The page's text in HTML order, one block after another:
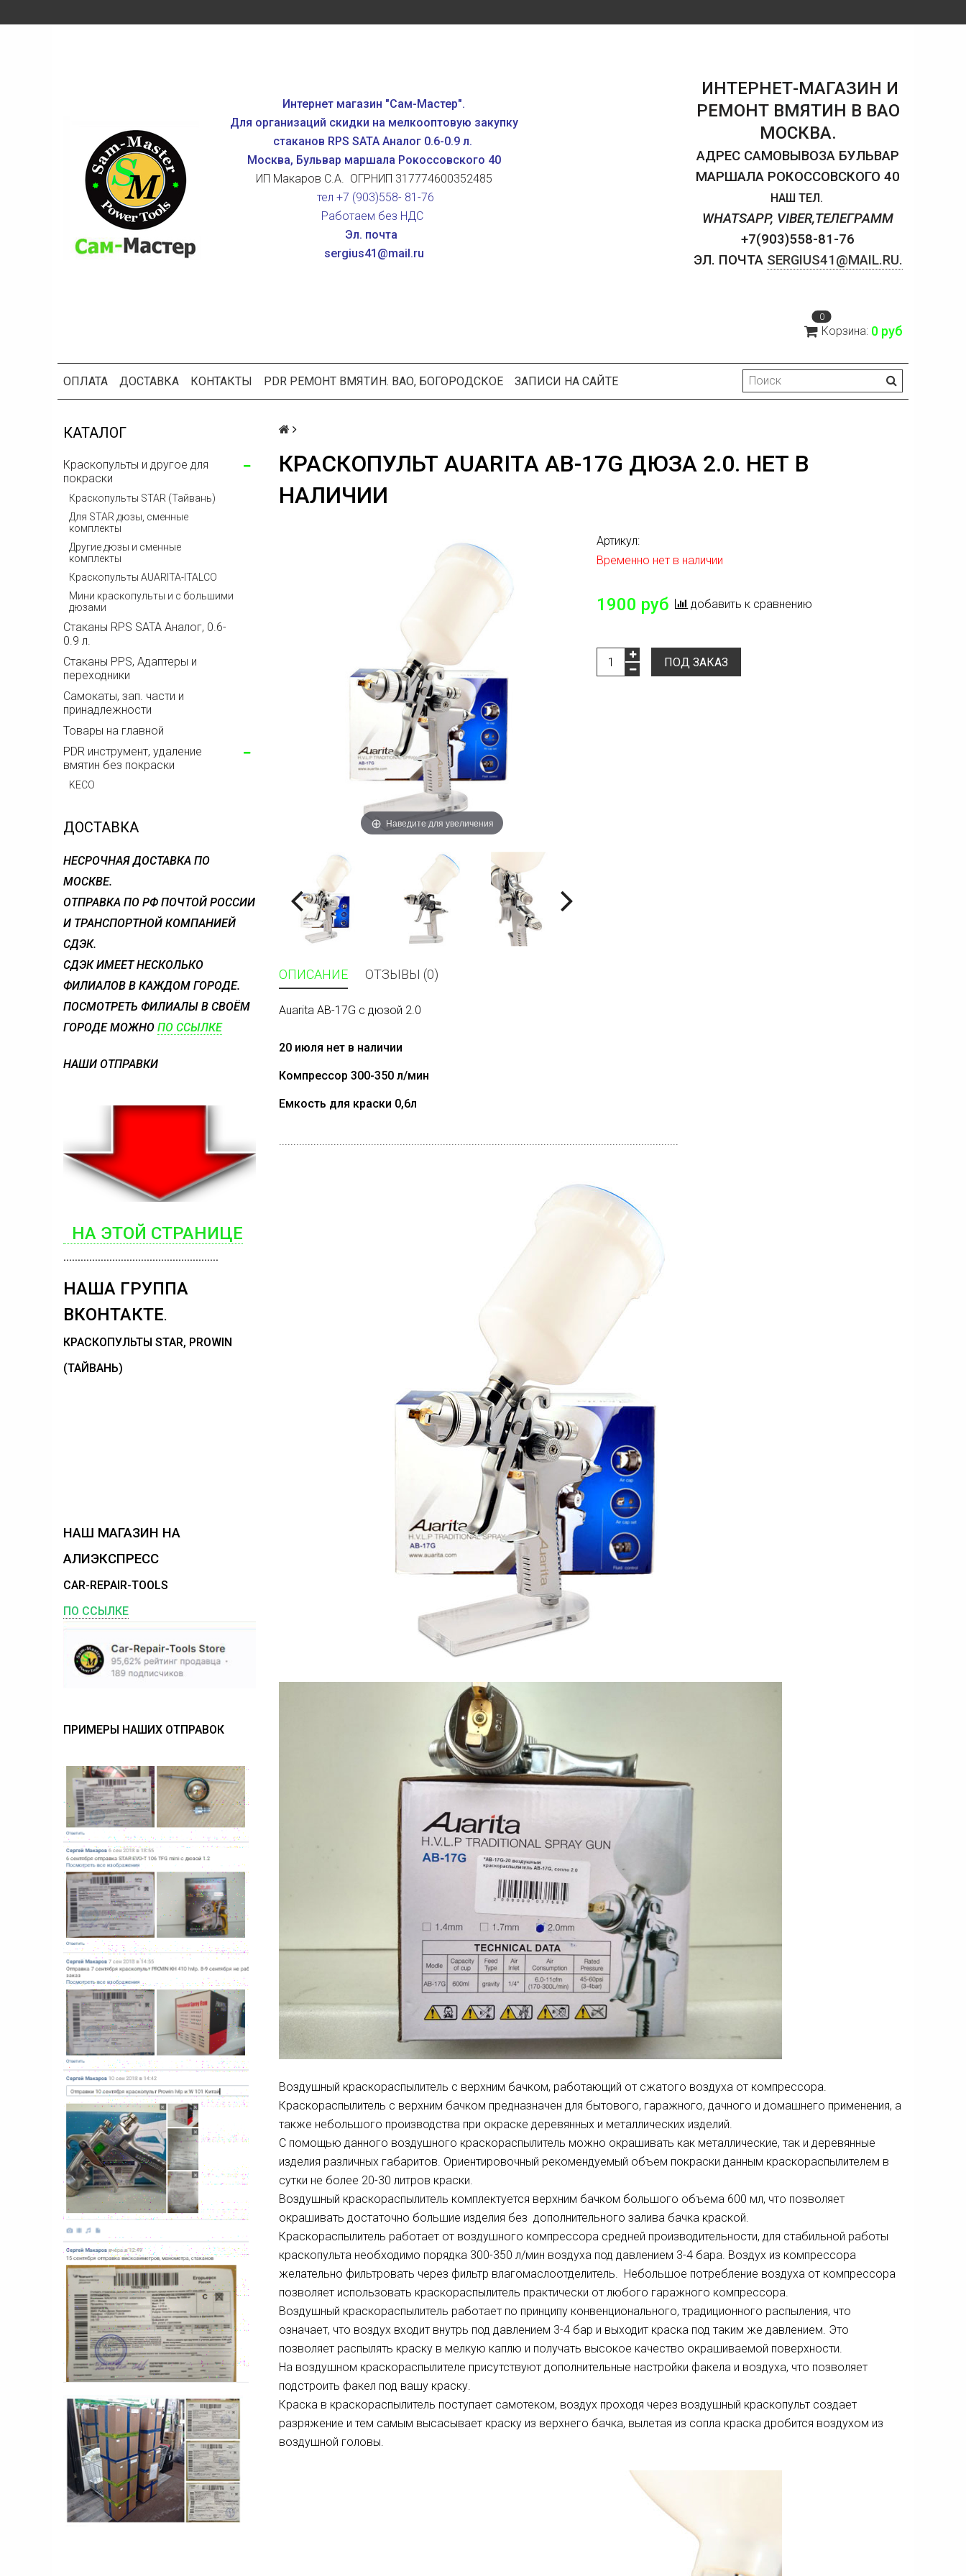
Интернет магазин "Сам-Мастер".
Для организаций скидки на мелкооптовую закупку
стаканов RPS SATA Аналог 0.6-0.9 л.
Москва, Бульвар маршала Рокоссовского 40
ИП Макаров С.А. ОГРНИП 317774600352485
тел +7 (903)558- 81-76
Работаем без НДС
Эл. почта
sergius41@mail.ru
ИНТЕРНЕТ-МАГАЗИН И
РЕМОНТ ВМЯТИН В ВАО
МОСКВА.
АДРЕС САМОВЫВОЗА БУЛЬВАР
МАРШАЛА РОКОССОВСКОГО 40
НАШ ТЕЛ.
WHATSAPP, VIBER,ТЕЛЕГРАММ
+7(903)558-81-76
ЭЛ. ПОЧТА SERGIUS41@MAIL.RU.
0
Корзина: 0 руб
ОПЛАТА ДОСТАВКА КОНТАКТЫ PDR РЕМОНТ ВМЯТИН. ВАО, БОГОРОДСКОЕ ЗАПИСИ НА САЙТЕ
КАТАЛОГ
Краскопульты и другое для
покраски
Краскопульты STAR (Тайвань)
Для STAR дюзы, сменные
комплекты
Другие дюзы и сменные
комплекты
Краскопульты AUARITA-ITALCO
Мини краскопульты и с большими
дюзами
Стаканы RPS SATA Аналог, 0.6-
0.9 л.
Стаканы PPS, Адаптеры и
переходники
Самокаты, зап. части и
принадлежности
Товары на главной
PDR инструмент, удаление
вмятин без покраски
KECO
ДОСТАВКА
НЕСРОЧНАЯ ДОСТАВКА ПО
МОСКВЕ.
ОТПРАВКА ПО РФ ПОЧТОЙ РОССИИ
И ТРАНСПОРТНОЙ КОМПАНИЕЙ
СДЭК.
СДЭК ИМЕЕТ НЕСКОЛЬКО
ФИЛИАЛОВ В КАЖДОМ ГОРОДЕ.
ПОСМОТРЕТЬ ФИЛИАЛЫ В СВОЁМ
ГОРОДЕ МОЖНО ПО ССЫЛКЕ
НАШИ ОТПРАВКИ
НА ЭТОЙ СТРАНИЦЕ
......................................................
НАША ГРУППА
ВКОНТАКТЕ.
КРАСКОПУЛЬТЫ STAR, PROWIN
(ТАЙВАНЬ)
НАШ МАГАЗИН НА
АЛИЭКСПРЕСС
CAR-REPAIR-TOOLS
ПО ССЫЛКЕ
ПРИМЕРЫ НАШИХ ОТПРАВОК
КРАСКОПУЛЬТ AUARITA AB-17G ДЮЗА 2.0. НЕТ В
НАЛИЧИИ
Наведите для увеличения
Артикул:
Временно нет в наличии
1900 руб добавить к сравнению
ПОД ЗАКАЗ
ОПИСАНИЕ ОТЗЫВЫ (0)
Auarita AB-17G с дюзой 2.0
20 июля нет в наличии
Компрессор 300-350 л/мин
Емкость для краски 0,6л
Воздушный краскораспылитель с верхним бачком, работающий от сжатого воздуха от компрессора.
Краскораспылитель с верхним бачком предназначен для бытового, гаражного, дачного и домашнего применения, а
также небольшого производства при окраске деревянных и металлических изделий.
С помощью данного воздушного краскораспылитель можно окрашивать как металлические, так и деревянные
изделия различных габаритов. Ориентировочный рекомендуемый объем покраски данным краскораспылителем в
сутки не более 20-30 литров краски.
Воздушный краскораспылитель комплектуется верхним бачком большого объема 600 мл, что позволяет
окрашивать достаточно большие изделия без дополнительного залива бачка краской.
Краскораспылитель работает от воздушного компрессора средней производительности, для стабильной работы
краскопульта необходимо порядка 300-350 л/мин воздуха под давлением 3-4 бара. Воздух из компрессора
желательно фильтровать через фильтр влагомаслоотделитель. Небольшое потребление воздуха от компрессора
позволяет использовать краскораспылитель практически от любого гаражного компрессора.
Воздушный краскораспылитель работает по принципу конвенционального, традиционного распыления, что
означает, что воздух входит внутрь под давлением 3-4 бар и выходит краска под таким же давлением. Это
позволяет распылять краску в мелкую каплю и получать высокое качество окрашиваемой поверхности.
На воздушном краскораспылителе присутствуют дополнительные настройки факела и воздуха, что позволяет
подстроить факел под вашу краску.
Краска в краскораспылитель поступает самотеком, воздух проходя через воздушный краскопульт создает
разряжение и тем самым высасывает краску из верхнего бачка, вылетая из сопла краска дробится воздухом из
воздушной головы.